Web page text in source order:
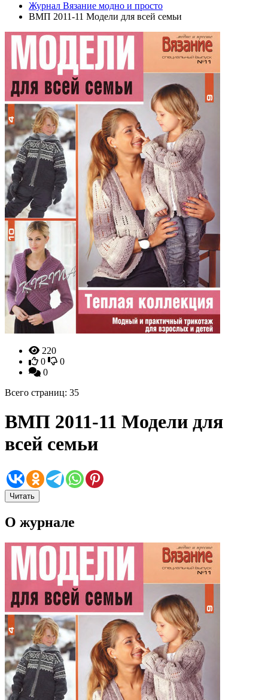
Журнал Вязание модно и просто
ВМП 2011-11 Модели для всей семьи
220
0
0
0
Всего страниц: 35
ВМП 2011-11 Модели для
всей семьи
Читать
О журнале